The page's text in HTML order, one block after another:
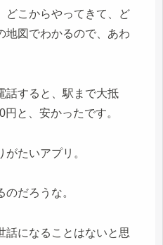
どこからやってきて、ど
地図でわかるので、あわ
話すると、駅まで大抵
と、安かったです。
たいアプリ。
だろうな。
話になることはないと思